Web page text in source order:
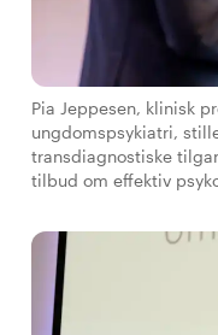
Pia Jeppesen, klinisk
ungdomspsykiatri,
transdiagnostiske
tilbud om effektiv